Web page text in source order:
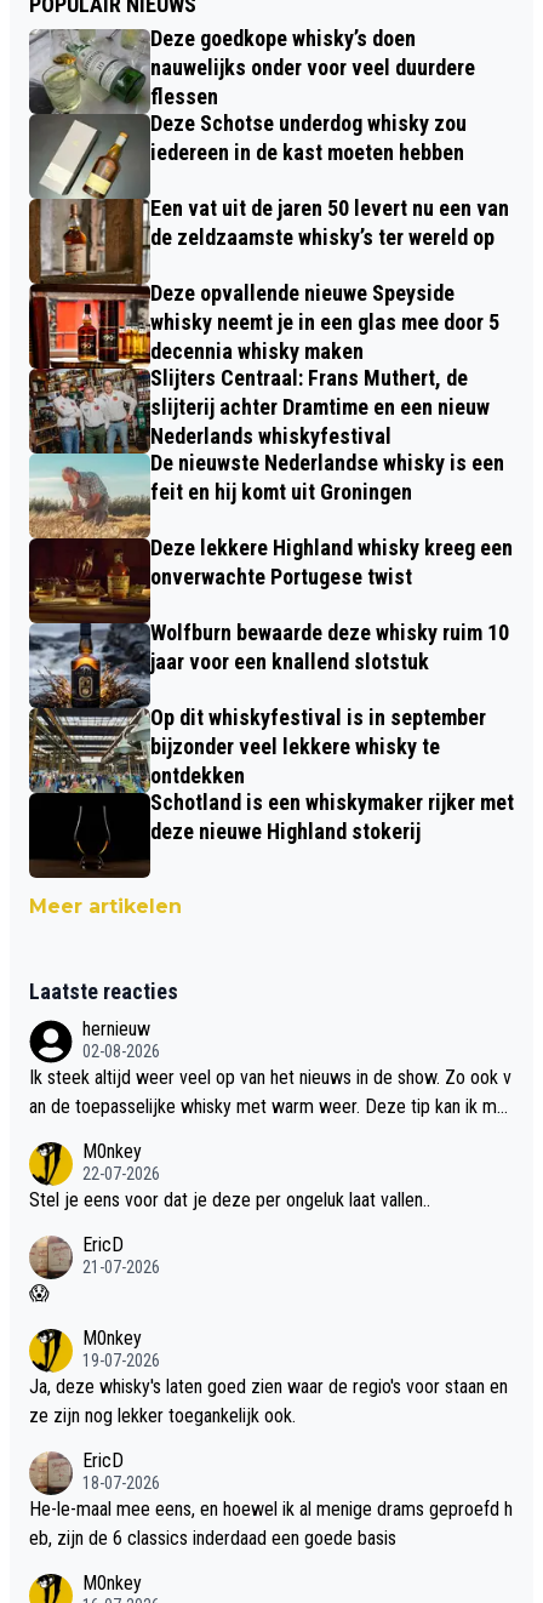
Deze goedkope whisky’s doen
nauwelijks onder voor veel duurdere
flessen
Deze Schotse underdog whisky zou
iedereen in de kast moeten hebben
Een vat uit de jaren 50 levert nu een van
de zeldzaamste whisky’s ter wereld op
Deze opvallende nieuwe Speyside
whisky neemt je in een glas mee door 5
decennia whisky maken
Slijters Centraal: Frans Muthert, de
slijterij achter Dramtime en een nieuw
Nederlands whiskyfestival
De nieuwste Nederlandse whisky is een
feit en hij komt uit Groningen
Deze lekkere Highland whisky kreeg een
onverwachte Portugese twist
Wolfburn bewaarde deze whisky ruim 10
jaar voor een knallend slotstuk
Op dit whiskyfestival is in september
bijzonder veel lekkere whisky te
ontdekken
Schotland is een whiskymaker rijker met
deze nieuwe Highland stokerij
Meer artikelen
Laatste reacties
hernieuw
02-08-2026
Ik steek altijd weer veel op van het nieuws in de show. Zo ook v
an de toepasselijke whisky met warm weer. Deze tip kan ik met
M0nkey
22-07-2026
Stel je eens voor dat je deze per ongeluk laat vallen..
EricD
21-07-2026
😱
M0nkey
19-07-2026
Ja, deze whisky's laten goed zien waar de regio's voor staan en
ze zijn nog lekker toegankelijk ook.
EricD
18-07-2026
He-le-maal mee eens, en hoewel ik al menige drams geproefd h
eb, zijn de 6 classics inderdaad een goede basis
M0nkey